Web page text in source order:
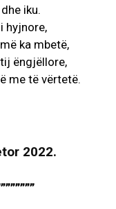
iku.
hyjnore,
ka mbetë,
ëngjëllore,
me të vërtetë.
2022.